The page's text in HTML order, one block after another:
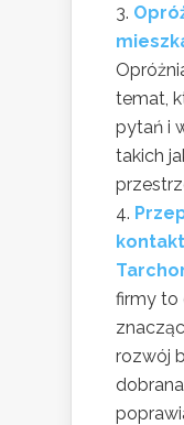
temat,
pytań i
takich
firmy to
rozwój